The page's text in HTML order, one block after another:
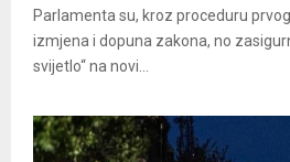
Parlamenta su, kroz proceduru
izmjena i dopuna zakona, no
svijetlo“ na novi...